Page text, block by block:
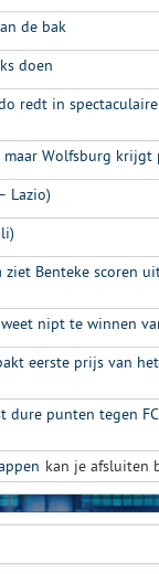
de bak
doen
redt in
Wolfsburg krijgt
Lazio)
Benteke scoren
nipt te winnen
eerste prijs van
dure punten tegen
kan je afsluiten